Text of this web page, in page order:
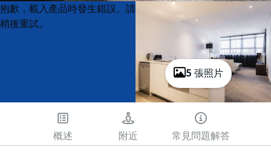
5 張照片
Product
List
Product
List
抱歉，載入產品時發生錯誤。請
稍後重試。
概述 附近 常見問題解答